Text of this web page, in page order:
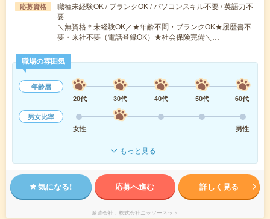
応募資格
職種未経験OK / ブランクOK / パソコンスキル不要 / 英語力不
要
＼無資格＊未経験OK／★年齢不問・ブランクOK★履歴書不
要・来社不要（電話登録OK）★社会保険完備＼…
職場の雰囲気
年齢層
20代
30代 40代 50代
60代
男女比率
女性
男性
もっと見る
気になる! 応募へ進む 詳しく見る
派遣会社 株式会社ニッソーネット